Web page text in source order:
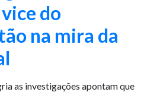
do
na mira da
as investigações apontam que